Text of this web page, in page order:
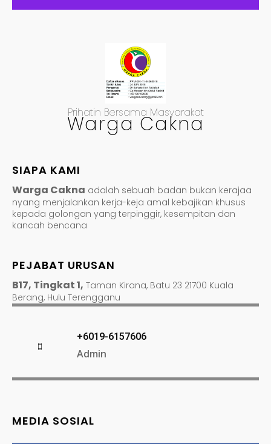
Prihatin Bersama Masyarakat
Warga Cakna
SIAPA KAMI
Warga Cakna adalah sebuah badan bukan kerajaa
nyang menjalankan kerja-keja amal kebajikan khusus
kepada golongan yang terpinggir, kesempitan dan
kancah bencana
PEJABAT URUSAN
B17, Tingkat 1, Taman Kirana, Batu 23 21700 Kuala
Berang, Hulu Terengganu
+6019-6157606
Admin
MEDIA SOSIAL